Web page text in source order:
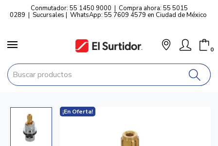
Conmutador: 55 1450 9000 | Compra ahora: 55 5015
0289 | Sucursales | WhatsApp: 55 7609 4579 en Ciudad de México
0
¡En Oferta!